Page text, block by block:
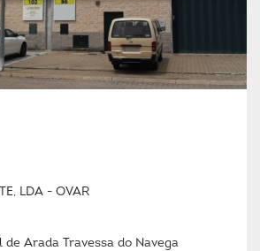
LDA - OVAR
Arada Travessa do Navega